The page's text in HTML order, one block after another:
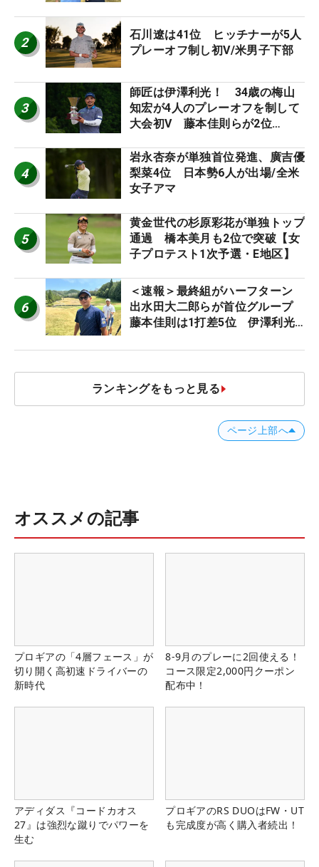
STAGE JOYX OPEN】
2
石川遼は41位 ヒッチナーが5人
プレーオフ制し初V/米男子下部
3
師匠は伊澤利光！ 34歳の梅山
知宏が4人のプレーオフを制して
大会初V 藤本佳則らが2位
4
岩永杏奈が単独首位発進、廣吉優
梨菜4位 日本勢6人が出場/全米
女子アマ
5
黄金世代の杉原彩花が単独トップ
通過 橋本美月も2位で突破【女
子プロテスト1次予選・E地区】
6
＜速報＞最終組がハーフターン
出水田大二郎らが首位グループ
藤本佳則は1打差5位 伊澤利光
JOYX OPEN】
ランキングをもっと見る
ページ上部へ
オススメの記事
プロギアの「4層フェース」が
切り開く高初速ドライバーの
新時代
8-9月のプレーに2回使える！
コース限定2,000円クーポン
配布中！
アディダス『コードカオス
27』は強烈な蹴りでパワーを
生む
プロギアのRS DUOはFW・UT
も完成度が高く購入者続出！